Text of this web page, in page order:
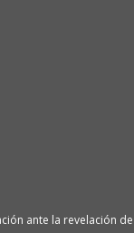
ante la revelación